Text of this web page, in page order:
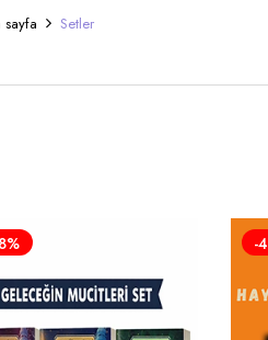
sayfa Setler
-